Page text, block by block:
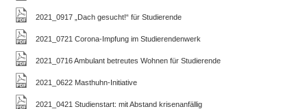
2021_0917 „Dach gesucht!“ für Studierende
2021_0721 Corona-Impfung im Studierendenwerk
2021_0716 Ambulant betreutes Wohnen für Studierende
2021_0622 Masthuhn-Initiative
2021_0421 Studienstart: mit Abstand krisenanfällig